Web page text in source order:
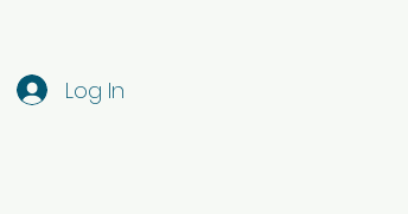
Log In